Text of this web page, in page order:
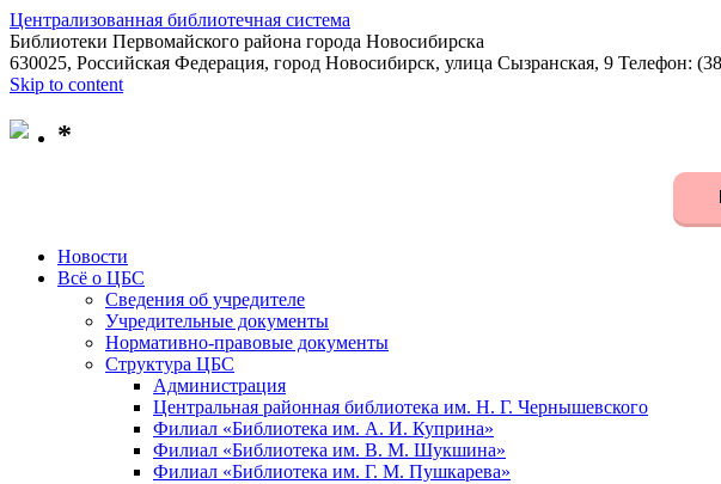
Централизованная библиотечная система
Библиотеки Первомайского района города Новосибирска
630025, Российская Федерация, город Новосибирск, улица Сызранская, 9 Телефон:
Skip to content
*
Новости
Всё о ЦБС
Сведения об учредителе
Учредительные документы
Нормативно-правовые документы
Структура ЦБС
Администрация
Центральная районная библиотека им. Н. Г. Чернышевского
Филиал «Библиотека им. А. И. Куприна»
Филиал «Библиотека им. В. М. Шукшина»
Филиал «Библиотека им. Г. М. Пушкарева»